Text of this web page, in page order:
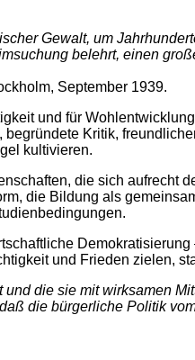
Gewalt, um
belehrt, einen
September 1939.
und für
Kritik,
kultivieren.
die sich aufrecht
die Bildung als
und Frieden zielen,
die sie mit wirksamen
die bürgerliche Politik